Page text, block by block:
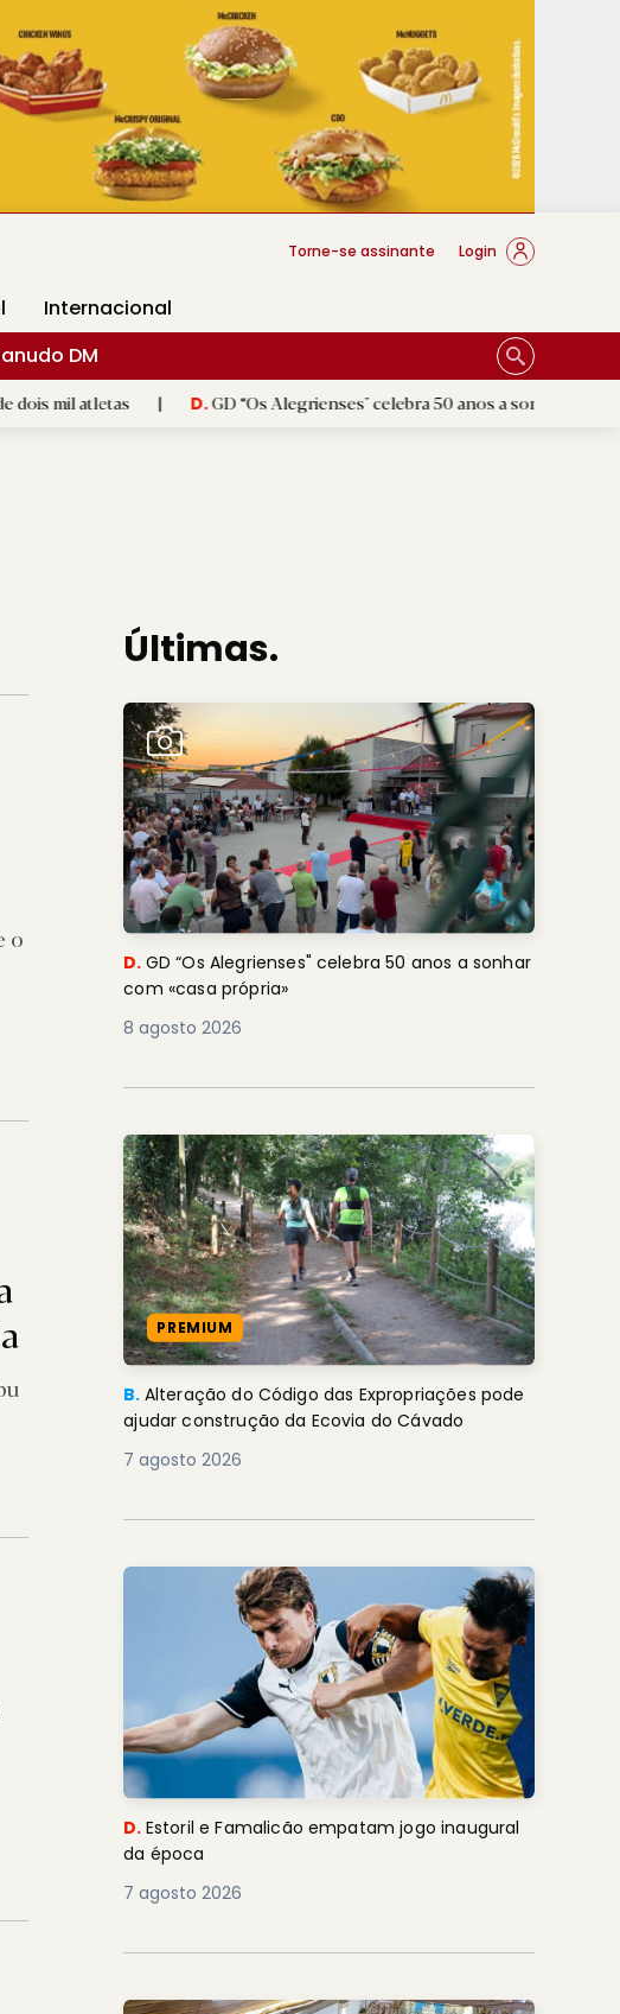
Arquidiocese Braga
Torne-se assinante Login
Internacional
DM
| D.GD “Os Alegrienses" celebra 50 anos a sonhar com «casa própria»
o
Últimas.
D. GD “Os Alegrienses" celebra 50 anos a sonhar
com «casa própria»
8 agosto 2026
PREMIUM
B. Alteração do Código das Expropriações pode
ajudar construção da Ecovia do Cávado
7 agosto 2026
D. Estoril e Famalicão empatam jogo inaugural
da época
7 agosto 2026